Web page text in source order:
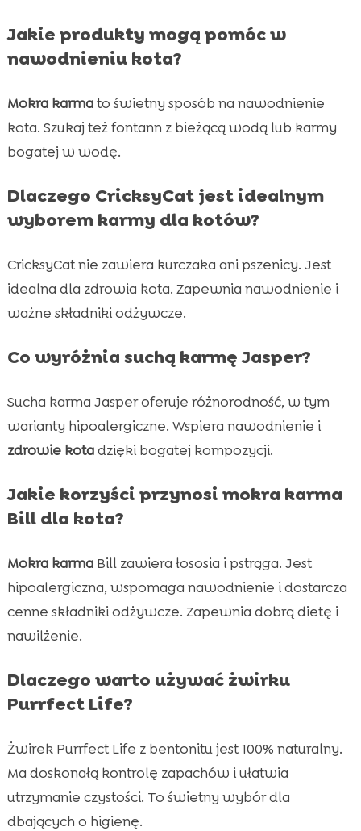
Jakie produkty mogą pomóc w
nawodnieniu kota?
Mokra karmato świetny sposób na nawodnienie
kota. Szukaj też fontann z bieżącą wodą lub karmy
bogatej w wodę.
Dlaczego CricksyCat jest idealnym
wyborem karmy dla kotów?
CricksyCat nie zawiera kurczaka ani pszenicy. Jest
idealna dla zdrowia kota. Zapewnia nawodnienie i
ważne składniki odżywcze.
Co wyróżnia suchą karmę Jasper?
Sucha karma Jasper oferuje różnorodność, w tym
warianty hipoalergiczne. Wspiera nawodnienie i
zdrowie kotadzięki bogatej kompozycji.
Jakie korzyści przynosi mokra karma
Bill dla kota?
Mokra karmaBill zawiera łososia i pstrąga. Jest
hipoalergiczna, wspomaga nawodnienie i dostarcza
cenne składniki odżywcze. Zapewnia dobrą dietę i
nawilżenie.
Dlaczego warto używać żwirku
Purrfect Life?
Żwirek Purrfect Life z bentonitu jest 100% naturalny.
Ma doskonałą kontrolę zapachów i ułatwia
utrzymanie czystości. To świetny wybór dla
dbających o higienę.